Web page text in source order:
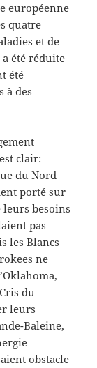
européenne
quatre
et de
été réduite
été
à des
clair:
du Nord
porté sur
leurs besoins
pas
les Blancs
ne
du
leurs
Baleine,
obstacle